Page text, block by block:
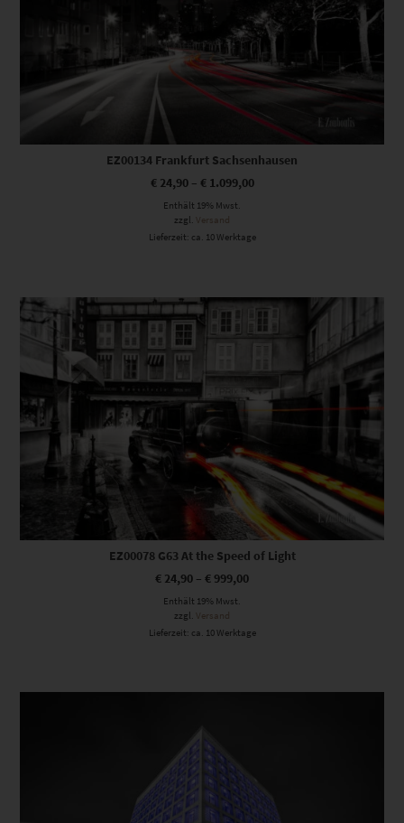
EZ00134 Frankfurt Sachsenhausen
€24,90– €1.099,00
Enthält 19% Mwst.
zzgl. Versand
Lieferzeit: ca. 10 Werktage
Dieses Produkt weist mehrere Varianten auf. Die Optionen können auf der Produktseite gewählt werden
EZ00078 G63 At the Speed of Light
€ 24,90 – € 999,00
Enthält 19% Mwst.
zzgl.
Versand
Lieferzeit: ca. 10 Werktage
Dieses Produkt weist mehrere Varianten auf. Die Optionen können auf der Produktseite gewählt werden